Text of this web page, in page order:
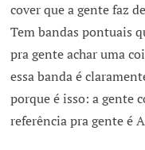
cover que a gente faz
Tem bandas pontuais
pra gente achar uma
essa banda é
porque é isso: a gente
referência pra gente é